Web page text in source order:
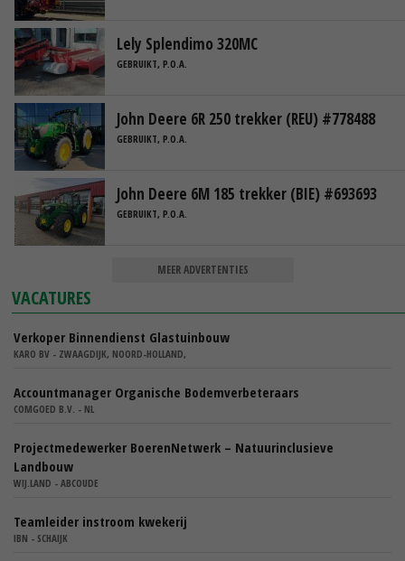
Lely Splendimo 320MC
GEBRUIKT, P.O.A.
John Deere 6R 250 trekker (REU) #778488
GEBRUIKT, P.O.A.
John Deere 6M 185 trekker (BIE) #693693
GEBRUIKT, P.O.A.
MEER ADVERTENTIES
VACATURES
Verkoper Binnendienst Glastuinbouw
KARO BV - ZWAAGDIJK, NOORD-HOLLAND,
Accountmanager Organische Bodemverbeteraars
COMGOED B.V. - NL
Projectmedewerker BoerenNetwerk – Natuurinclusieve
Landbouw
WIJ.LAND - ABCOUDE
Teamleider instroom kwekerij
IBN - SCHAIJK